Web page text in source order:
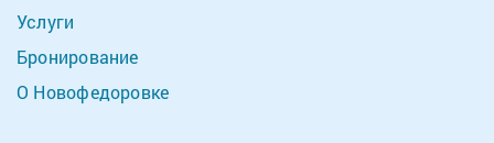
Услуги
Бронирование
О Новофедоровке